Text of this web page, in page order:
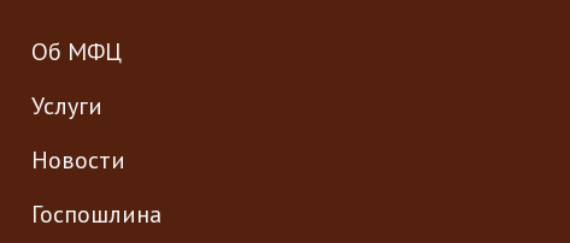
Об МФЦ
Услуги
Новости
Госпошлина